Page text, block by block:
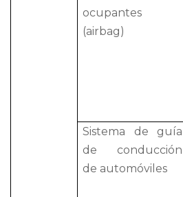
ocupantes
(airbag)
Sistema de guía
de conducción
de automóviles